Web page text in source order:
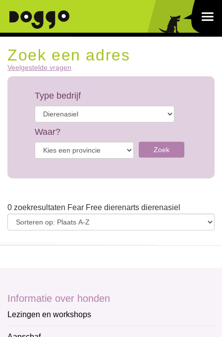
Zoek een adres
Veelgestelde vragen
Type bedrijf
Waar?
Zoek
0 zoekresultaten Fear Free dierenarts dierenasiel
Informatie over honden
Lezingen en workshops